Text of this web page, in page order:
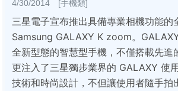
4/30/2014 [手機類]
三星電子宣布推出具備專業相機功能的
Samsung GALAXY K zoom。
全新型態的智慧型手機，不僅搭載先進
更注入了三星獨步業界的 GALAXY 使
技術和時尚設計，不但讓使用者隨手拍